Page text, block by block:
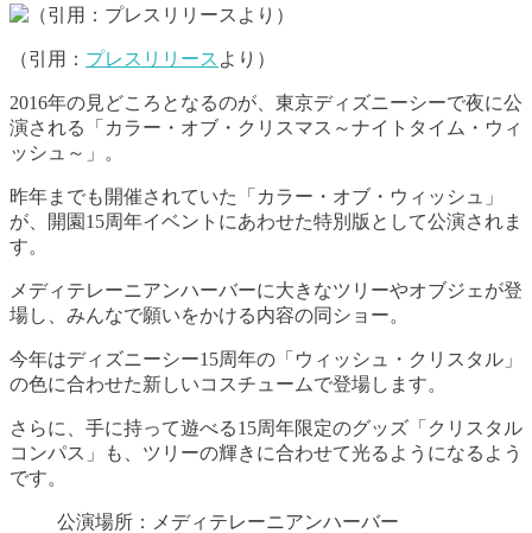
（引用： プレスリリース より）
2016年の見どころとなるのが、東京ディズニーシーで夜に公
演される「カラー・オブ・クリスマス～ナイトタイム・ウィ
ッシュ～」。
昨年までも開催されていた「カラー・オブ・ウィッシュ」
が、開園15周年イベントにあわせた特別版として公演されま
す。
メディテレーニアンハーバーに大きなツリーやオブジェが登
場し、みんなで願いをかける内容の同ショー。
今年はディズニーシー15周年の「ウィッシュ・クリスタル」
の色に合わせた新しいコスチュームで登場します。
さらに、手に持って遊べる15周年限定のグッズ「クリスタル
コンパス」も、ツリーの輝きに合わせて光るようになるよう
です。
公演場所：メディテレーニアンハーバー